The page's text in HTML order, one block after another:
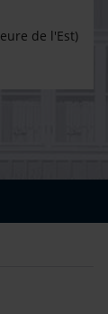
de l'Est)